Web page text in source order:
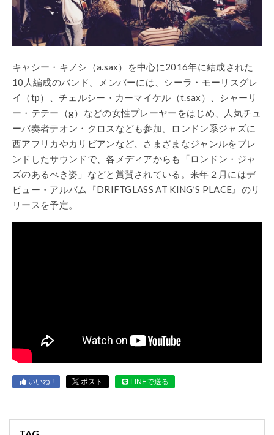
キャシー・キノシ（a.sax）を中心に2016年に結成された
10人編成のバンド。メンバーには、シーラ・モーリスグレ
イ（tp）、チェルシー・カーマイケル（t.sax）、シャーリ
ー・テテー（g）などの女性プレーヤーをはじめ、人気チュ
ーバ奏者テオン・クロスなども参加。ロンドン系ジャズに
西アフリカやカリビアンなど、さまざまなジャンルをブレ
ンドしたサウンドで、各メディアからも「ロンドン・ジャ
ズのあるべき姿」などと賞賛されている。来年２月にはデ
ビュー・アルバム『DRIFTGLASS AT KING’S PLACE』のリ
リースを予定。
いいね ! ポスト LINEで送る